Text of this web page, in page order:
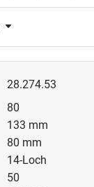
28.274.53
80
133 mm
80 mm
14-Loch
50